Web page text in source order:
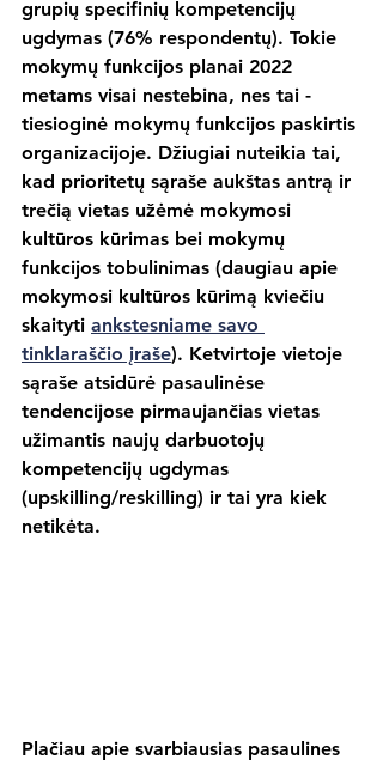
grupių specifinių kompetencijų
ugdymas (76% respondentų). Tokie
mokymų funkcijos planai 2022
metams visai nestebina, nes tai -
tiesioginė mokymų funkcijos paskirtis
organizacijoje. Džiugiai nuteikia tai,
kad prioritetų sąraše aukštas antrą ir
trečią vietas užėmė mokymosi
kultūros kūrimas bei mokymų
funkcijos tobulinimas (daugiau apie
mokymosi kultūros kūrimą kviečiu
skaityti ankstesniame savo
tinklaraščio įraše). Ketvirtoje vietoje
sąraše atsidūrė pasaulinėse
tendencijose pirmaujančias vietas
užimantis naujų darbuotojų
kompetencijų ugdymas
(upskilling/reskilling) ir tai yra kiek
netikėta.
Plačiau apie svarbiausias pasaulines